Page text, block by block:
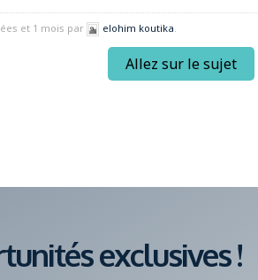
et 1 mois par elohim koutika
Allez sur le sujet
exclusives !